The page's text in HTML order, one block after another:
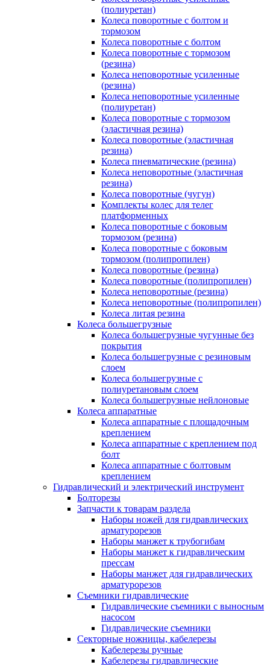
(полиуретан)
Колеса поворотные с болтом и
тормозом
Колеса поворотные с болтом
Колеса поворотные c тормозом
(резина)
Колеса неповоротные усиленные
(резина)
Колеса неповоротные усиленные
(полиуретан)
Колеса поворотные c тормозом
(эластичная резина)
Колеса поворотные (эластичная
резина)
Колеса пневматические (резина)
Колеса неповоротные (эластичная
резина)
Колеса поворотные (чугун)
Комплекты колес для телег
платформенных
Колеса поворотные c боковым
тормозом (резина)
Колеса поворотные c боковым
тормозом (полипропилен)
Колеса поворотные (резина)
Колеса поворотные (полипропилен)
Колеса неповоротные (резина)
Колеса неповоротные (полипропилен)
Колеса литая резина
Колеса большегрузные
Колеса большегрузные чугунные без
покрытия
Колеса большегрузные с резиновым
слоем
Колеса большегрузные с
полиуретановым слоем
Колеса большегрузные нейлоновые
Колеса аппаратные
Колеса аппаратные с площадочным
креплением
Колеса аппаратные с креплением под
болт
Колеса аппаратные с болтовым
креплением
Гидравлический и электрический инструмент
Болторезы
Запчасти к товарам раздела
Наборы ножей для гидравлических
арматурорезов
Наборы манжет к трубогибам
Наборы манжет к гидравлическим
прессам
Наборы манжет для гидравлических
арматурорезов
Съемники гидравлические
Гидравлические cъемники с выносным
насосом
Гидравлические съемники
Секторные ножницы, кабелерезы
Кабелерезы ручные
Кабелерезы гидравлические